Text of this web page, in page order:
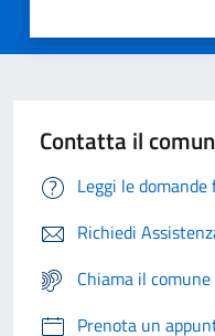
Contatta il
Leggi le
Richiedi
Chiama il
Prenota un